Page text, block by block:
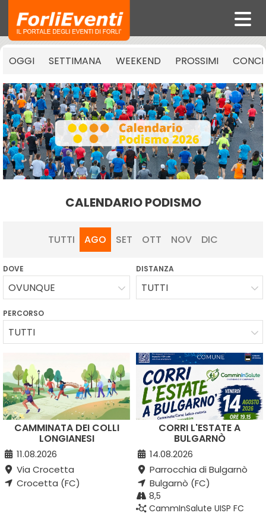
OGGI SETTIMANA WEEKEND PROSSIMI
CALENDARIO PODISMO
TUTTI AGO SET OTT NOV DIC
DOVE
OVUNQUE
DISTANZA
TUTTI
PERCORSO
TUTTI
CAMMINATA DEI COLLI
LONGIANESI
11.08.2026
Via Crocetta
Crocetta (FC)
CORRI L'ESTATE A
BULGARNÒ
14.08.2026
Parrocchia di Bulgarnò
Bulgarnò (FC)
8,5
CammInSalute UISP FC